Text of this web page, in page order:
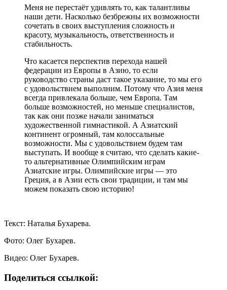
Меня не перестаёт удивлять то, как талантливы
наши дети. Насколько безбрежны их возможности
сочетать в своих выступления сложность и
красоту, музыкальность, ответственность и
стабильность.
Что касается перспектив перехода нашей
федерации из Европы в Азию, то если
руководство страны даст такое указание, то мы его
с удовольствием выполним. Потому что Азия меня
всегда привлекала больше, чем Европа. Там
больше возможностей, но меньше специалистов,
так как они позже начали заниматься
художественной гимнастикой. А Азиатский
континент огромный, там колоссальные
возможности. Мы с удовольствием будем там
выступать. И вообще я считаю, что сделать какие-
то альтернативные Олимпийским играм
Азиатские игры. Олимпийские игры — это
Греция, а в Азии есть свои традиции, и там мы
можем показать свою историю!
Текст: Наталья Бухарева.
Фото: Олег Бухарев.
Видео: Олег Бухарев.
Поделиться ссылкой: